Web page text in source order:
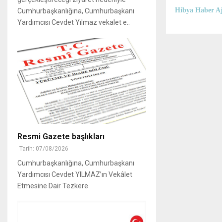
Hibya Haber
Cumhurbaşkanlığına, Cumhurbaşkanı
Yardımcısı Cevdet Yılmaz vekalet e..
Resmi Gazete başlıkları
Tarih: 07/08/2026
Cumhurbaşkanlığına, Cumhurbaşkanı
Yardımcısı Cevdet YILMAZ’ın Vekâlet
Etmesine Dair Tezkere